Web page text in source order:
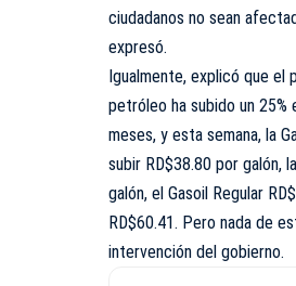
ciudadanos no sean
expresó.
Igualmente, explicó que el
petróleo ha subido un 25%
meses, y esta semana, la
subir RD$38.80 por galón,
galón, el Gasoil Regular
RD$60.41. Pero nada de
intervención del gobierno.